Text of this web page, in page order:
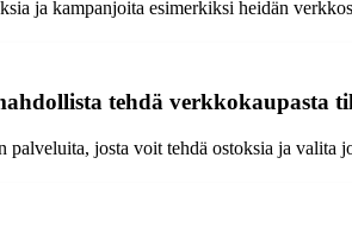
ja kampanjoita esimerkiksi heidän
tehdä verkkokaupasta
josta voit tehdä ostoksia ja valita